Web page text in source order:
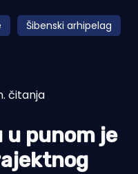
Šibenski arhipelag
čitanja
u punom je